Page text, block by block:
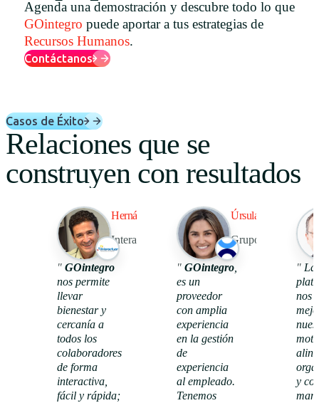
Uruguay
USA
English
Agenda una demostración y descubre todo lo que
GOintegro puede aportar a tus estrategias de
Recursos Humanos.
Contáctanos
Casos de Éxito
Relaciones que se
construyen con resultados
Hernán Ríos
Interactuar
" GOintegro
nos permite
llevar
bienestar y
cercanía a
todos los
colaboradores
de forma
interactiva,
fácil y rápida;
98%
beneficios
Úrsula Altet
Grupo Tawa
" GOintegro,
es un
proveedor
con amplia
experiencia
en la gestión
de
experiencia
al empleado.
Tenemos
" La
nos
y